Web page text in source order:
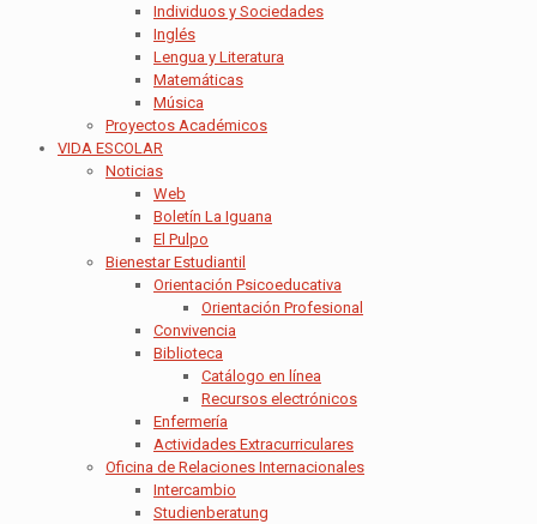
Individuos y Sociedades
Inglés
Lengua y Literatura
Matemáticas
Música
Proyectos Académicos
VIDA ESCOLAR
Noticias
Web
Boletín La Iguana
El Pulpo
Bienestar Estudiantil
Orientación Psicoeducativa
Orientación Profesional
Convivencia
Biblioteca
Catálogo en línea
Recursos electrónicos
Enfermería
Actividades Extracurriculares
Oficina de Relaciones Internacionales
Intercambio
Studienberatung